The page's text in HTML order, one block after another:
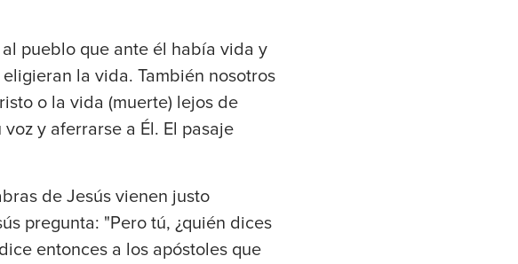
pueblo que ante él había vida y
la vida. También nosotros
o la vida (muerte) lejos de
y aferrarse a Él. El pasaje
de Jesús vienen justo
pregunta: "Pero tú, ¿quién dices
entonces a los apóstoles que